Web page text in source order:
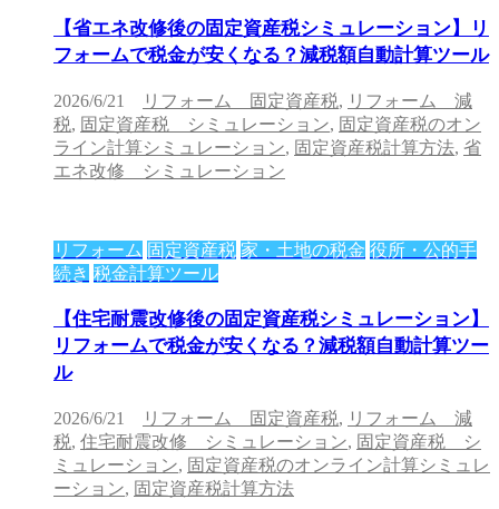
【省エネ改修後の固定資産税シミュレーション】リ
フォームで税金が安くなる？減税額自動計算ツール
2026/6/21 リフォーム 固定資産税, リフォーム 減
税, 固定資産税 シミュレーション, 固定資産税のオン
ライン計算シミュレーション, 固定資産税計算方法, 省
エネ改修 シミュレーション
リフォーム 固定資産税 家・土地の税金 役所・公的手
続き 税金計算ツール
【住宅耐震改修後の固定資産税シミュレーション】
リフォームで税金が安くなる？減税額自動計算ツー
ル
2026/6/21 リフォーム 固定資産税, リフォーム 減
税, 住宅耐震改修 シミュレーション, 固定資産税 シ
ミュレーション, 固定資産税のオンライン計算シミュレ
ーション, 固定資産税計算方法